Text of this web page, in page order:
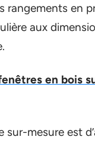
rangements en
aux
en bois
sur-mesure est